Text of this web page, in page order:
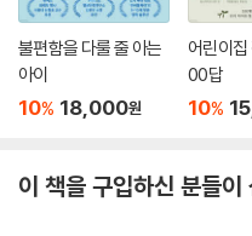
아이가 거실에 앉아 책을 보며 까
다. 단순히 책을 읽을 수 있다는
의 감정을 이해할 수 있다는, 스
미니까요. 즐거운 책 읽기를 계속
---p.202
이 시기를 7가지의 대주제로 크
습니다. 소주제에 맞게 하나하나
실전 육아로 아이의 발달 단계에
고민을 함께 풀어나갈 수 있습니
불편함을 다룰 줄 아는
아이
10% 18,000원
어린이집
00답
10%
이 책을 구입하신 분들이